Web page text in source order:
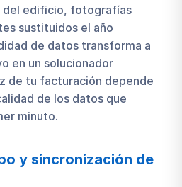
del edificio, fotografías
sustituidos el año
de datos transforma a
en un solucionador
de tu facturación depende
de los datos que
minuto.
y sincronización de